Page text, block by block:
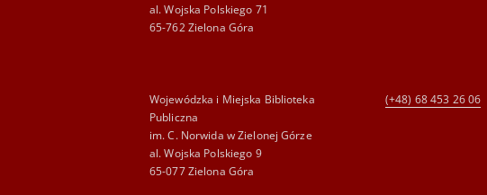
al. Wojska Polskiego 71
65-762 Zielona Góra
Wojewódzka i Miejska Biblioteka
Publiczna
im. C. Norwida w Zielonej Górze
al. Wojska Polskiego 9
65-077 Zielona Góra
(+48) 68 453 26 06